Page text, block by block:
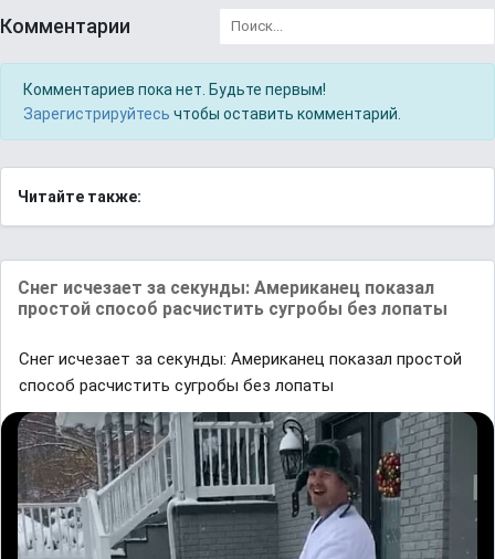
Комментарии
Комментариев пока нет. Будьте первым!
Зарегистрируйтесь чтобы оставить комментарий.
Читайте также:
Снег исчезает за секунды: Американец показал
простой способ расчистить сугробы без лопаты
Снег исчезает за секунды: Американец показал простой
способ расчистить сугробы без лопаты